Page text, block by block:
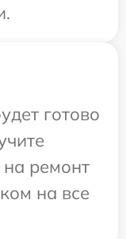
готово
ремонт
на все